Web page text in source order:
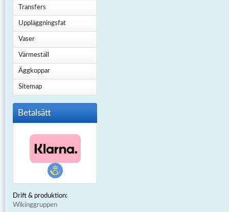
Transfers
Uppläggningsfat
Vaser
Värmeställ
Äggkoppar
Sitemap
Betalsätt
Drift & produktion:
Wikinggruppen